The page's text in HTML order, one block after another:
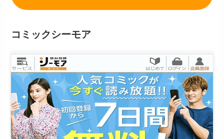
コミックシーモア